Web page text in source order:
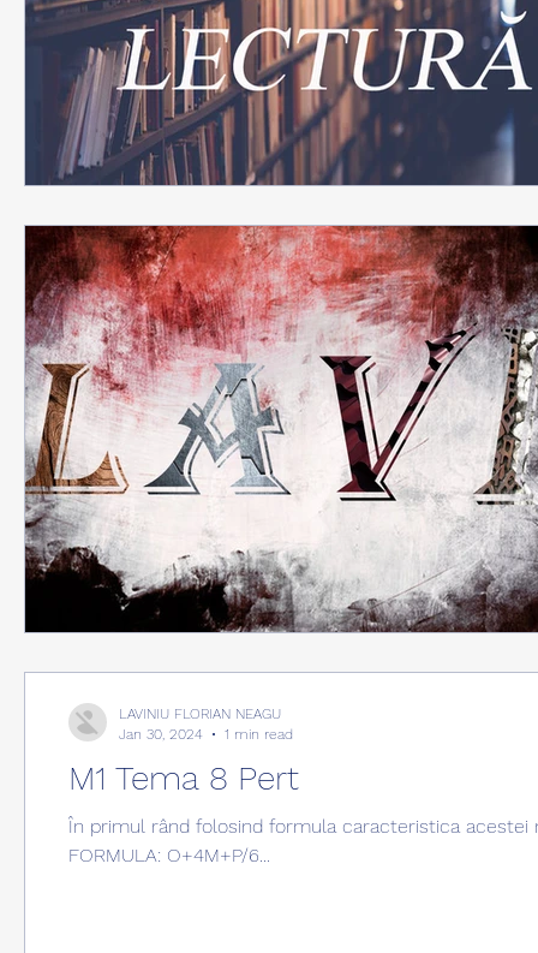
M1 Tema 8 Pert
În primul rând folosind formula caracteristica
FORMULA: O+4M+P/6...
LAVINIU FLORIAN NEAGU
Jan 30, 2024
1 min read